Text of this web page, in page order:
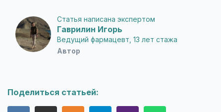
Статья написана экспертом
Гаврилин Игорь
Ведущий фармацевт, 13 лет стажа
Автор
Поделиться статьей: